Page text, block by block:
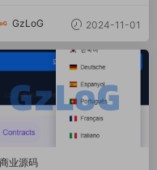
GzLoG 2024-11-01
商业源码